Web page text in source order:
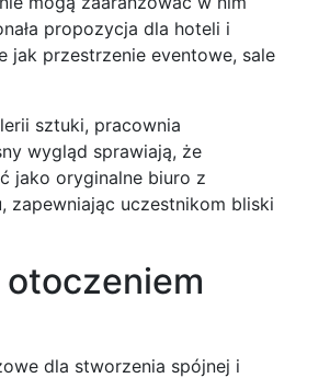
propozycja dla hoteli i
przestrzenie eventowe, sale
sztuki, pracownia
wygląd sprawiają, że
jako oryginalne biuro z
uczestnikom bliski
dla stworzenia spójnej i